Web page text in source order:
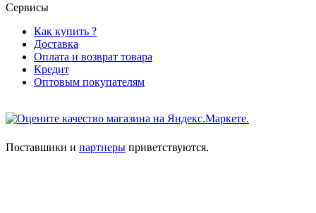
Сервисы
Как купить ?
Доставка
Оплата и возврат товара
Кредит
Оптовым покупателям
Поставшики и партнеры приветствуются.